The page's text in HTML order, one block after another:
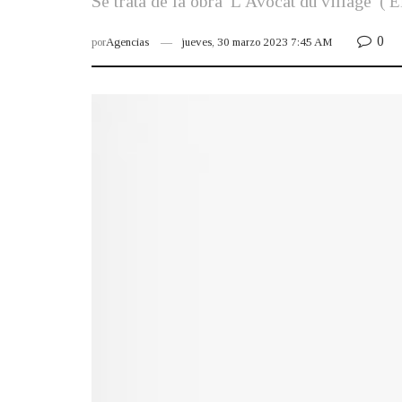
porAgencias jueves, 30 marzo 2023 7:45 AM 0